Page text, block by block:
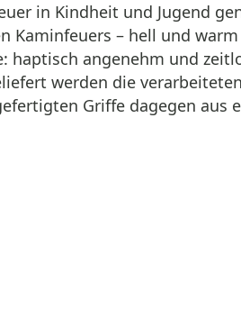
in Kindheit und Jugend
Kaminfeuers – hell und
haptisch angenehm und
werden die
Griffe dagegen aus